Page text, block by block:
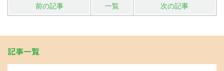
前の記事 一覧 次の記事
記事一覧